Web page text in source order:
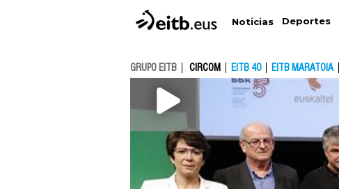
Noticias Deportes
GRUPO EITB CIRCOM EITB 40 EITB MARATOIA